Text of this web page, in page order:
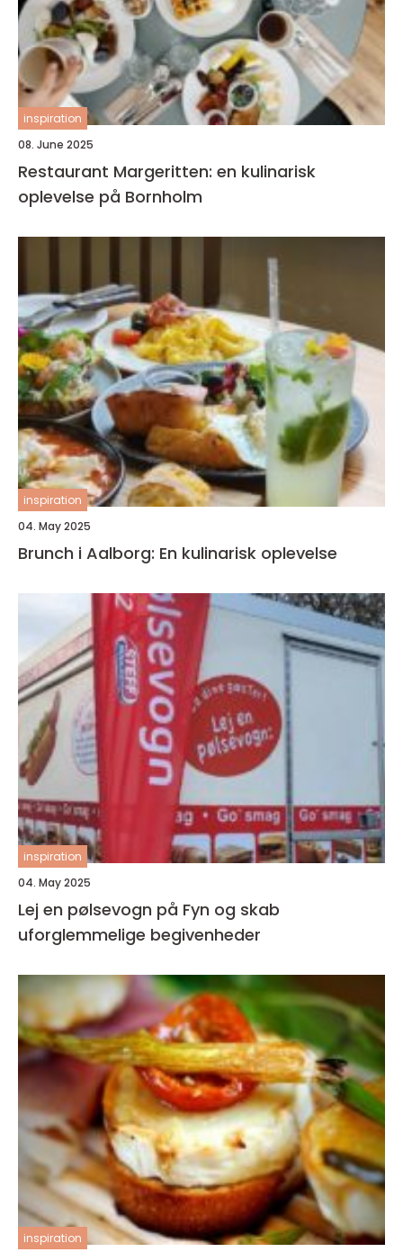
inspiration
08. June 2025
Restaurant Margeritten: en kulinarisk
oplevelse på Bornholm
inspiration
04. May 2025
Brunch i Aalborg: En kulinarisk oplevelse
inspiration
04. May 2025
Lej en pølsevogn på Fyn og skab
uforglemmelige begivenheder
inspiration